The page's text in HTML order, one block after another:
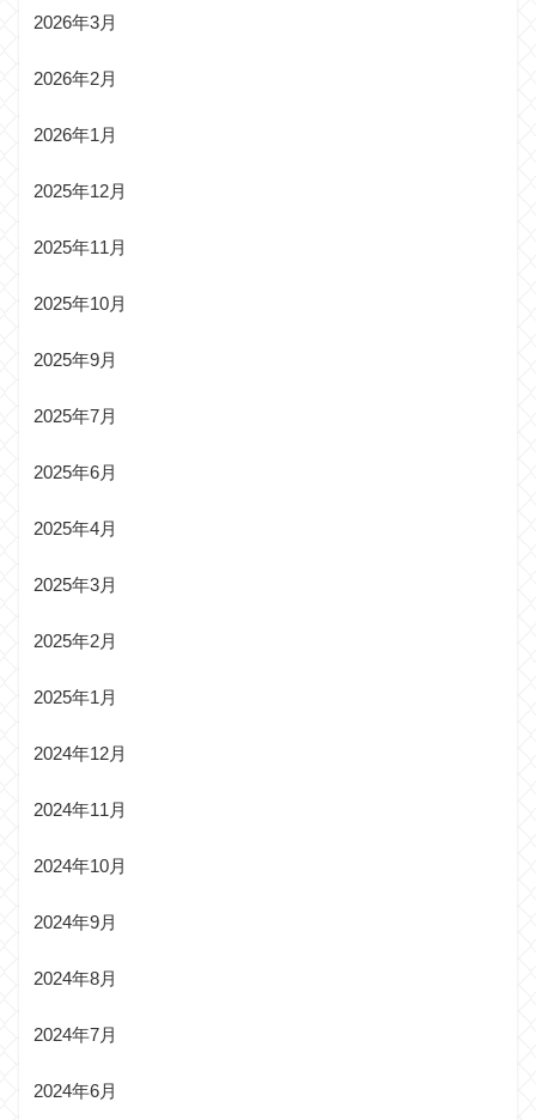
2026年3月
2026年2月
2026年1月
2025年12月
2025年11月
2025年10月
2025年9月
2025年7月
2025年6月
2025年4月
2025年3月
2025年2月
2025年1月
2024年12月
2024年11月
2024年10月
2024年9月
2024年8月
2024年7月
2024年6月